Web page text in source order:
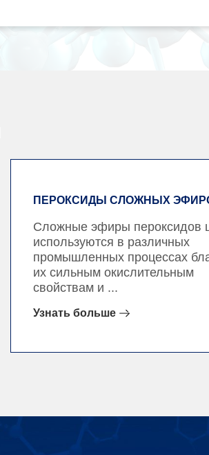
ПЕРОКСИДЫ СЛОЖНЫХ
Сложные эфиры пероксидов
используются в различных
промышленных процессах
их сильным окислительным
свойствам и ...
Узнать больше